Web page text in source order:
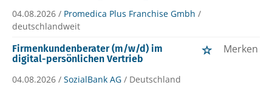
04.08.2026 / Promedica Plus Franchise Gmbh /
deutschlandweit
Firmenkundenberater (m/w/d) im
digital-persönlichen Vertrieb
Merken
04.08.2026 / SozialBank AG / Deutschland